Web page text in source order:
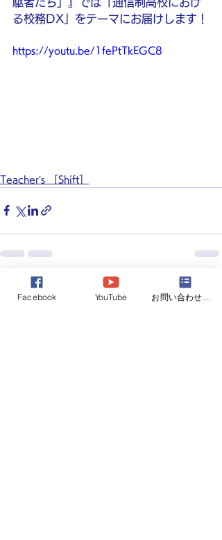
る校務DX」をテーマにお届けします！
https://youtu.be/1fePtTkEGC8
Teacher’s ［Shift］
最新記事 すべて表示
Facebook YouTube